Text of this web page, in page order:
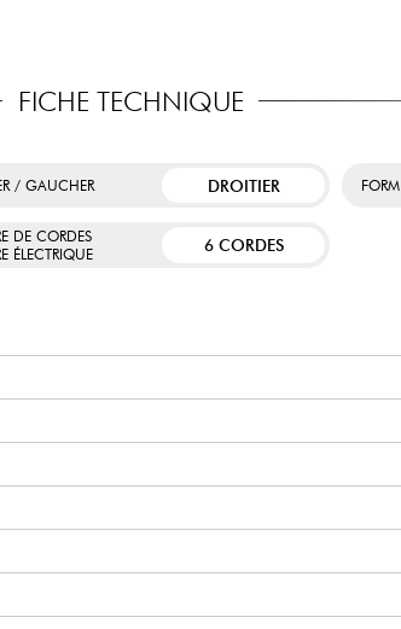
FICHE TECHNIQUE
/ GAUCHER DROITIER
DE CORDES
ÉLECTRIQUE
6 CORDES